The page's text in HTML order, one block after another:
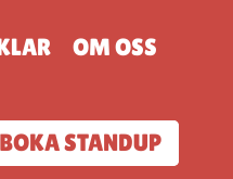
OM OSS
BOKA STANDUP